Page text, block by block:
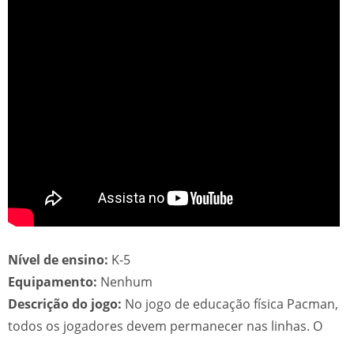
Nível de ensino: K-5
Equipamento: Nenhum
Descrição do jogo: No jogo de educação física Pacman,
todos os jogadores devem permanecer nas linhas. O